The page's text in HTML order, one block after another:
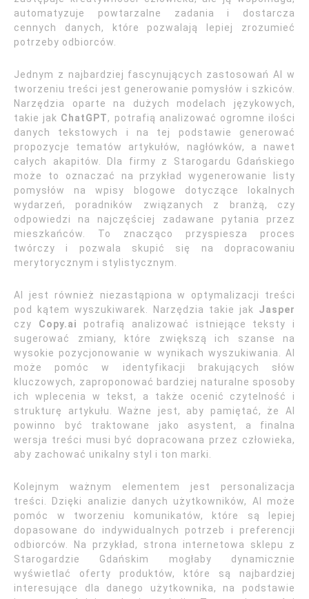
automatyzuje powtarzalne zadania i dostarcza
cennych danych, które pozwalają lepiej zrozumieć
potrzeby odbiorców.
Jednym z najbardziej fascynujących zastosowań AI w
tworzeniu treści jest generowanie pomysłów i szkiców.
Narzędzia oparte na dużych modelach językowych,
takie jak ChatGPT, potrafią analizować ogromne ilości
danych tekstowych i na tej podstawie generować
propozycje tematów artykułów, nagłówków, a nawet
całych akapitów. Dla firmy z Starogardu Gdańskiego
może to oznaczać na przykład wygenerowanie listy
pomysłów na wpisy blogowe dotyczące lokalnych
wydarzeń, poradników związanych z branżą, czy
odpowiedzi na najczęściej zadawane pytania przez
mieszkańców. To znacząco przyspiesza proces
twórczy i pozwala skupić się na dopracowaniu
merytorycznym i stylistycznym.
AI jest również niezastąpiona w optymalizacji treści
pod kątem wyszukiwarek. Narzędzia takie jak Jasper
czy Copy.ai
potrafią analizować istniejące teksty i
sugerować zmiany, które zwiększą ich szanse na
wysokie pozycjonowanie w wynikach wyszukiwania. AI
może pomóc w identyfikacji brakujących słów
kluczowych, zaproponować bardziej naturalne sposoby
ich wplecenia w tekst, a także ocenić czytelność i
strukturę artykułu. Ważne jest, aby pamiętać, że AI
powinno być traktowane jako asystent, a finalna
wersja treści musi być dopracowana przez człowieka,
aby zachować unikalny styl i ton marki.
Kolejnym ważnym elementem jest personalizacja
treści. Dzięki analizie danych użytkowników, AI może
pomóc w tworzeniu komunikatów, które są lepiej
dopasowane do indywidualnych potrzeb i preferencji
odbiorców. Na przykład, strona internetowa sklepu z
Starogardzie Gdańskim mogłaby dynamicznie
wyświetlać oferty produktów, które są najbardziej
interesujące dla danego użytkownika, na podstawie